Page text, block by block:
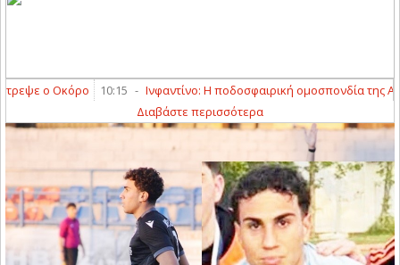
ο Οκόρο 10:15 - Ινφαντίνο: Η ποδοσφαιρική ομοσπονδία της
Διαβάστε περισσότερα